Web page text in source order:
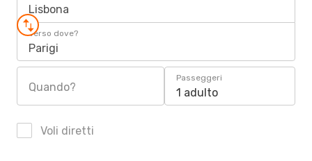
Lisbona
Verso dove?
Parigi
Quando?
Passeggeri
1 adulto
Voli diretti